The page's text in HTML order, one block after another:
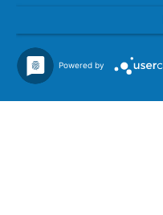
Powered by